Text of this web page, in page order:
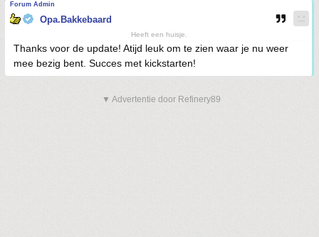
Forum Admin
Opa.Bakkebaard
Heeft een huisje.
Thanks voor de update! Atijd leuk om te zien waar je nu weer
mee bezig bent. Succes met kickstarten!
▼ Advertentie door Refinery89